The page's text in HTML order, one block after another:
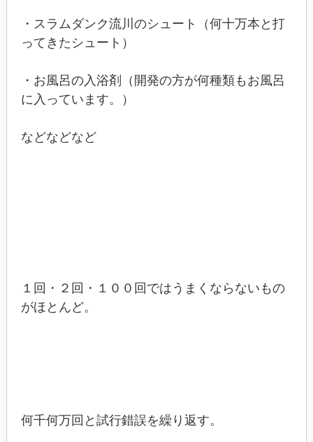
・スラムダンク流川のシュート（何十万本と打
ってきたシュート）
・お風呂の入浴剤（開発の方が何種類もお風呂
に入っています。）
などなどなど
１回・２回・１００回ではうまくならないもの
がほとんど。
何千何万回と試行錯誤を繰り返す。